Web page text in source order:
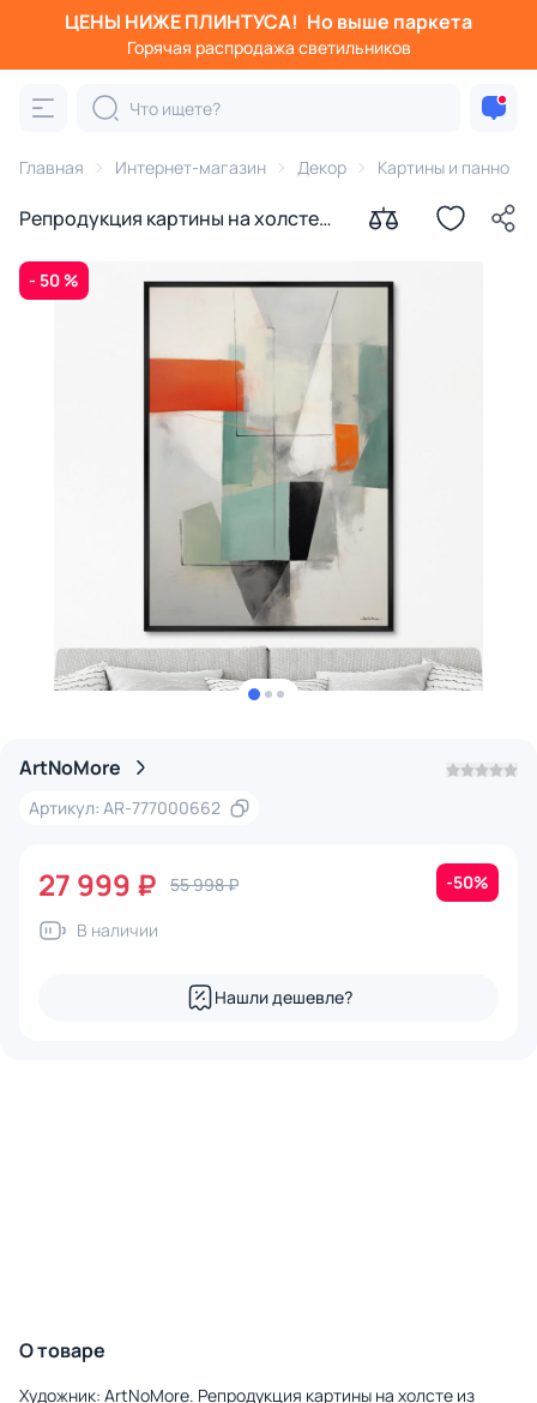
ЦЕНЫ НИЖЕ ПЛИНТУСА! Но выше паркета
Горячая распродажа светильников
Главная Интернет-магазин Декор Картины и панно
Репродукция картины на холсте
- 50 %
ArtNoMore
Артикул: AR-777000662
27 999 ₽ 55 998 ₽ -50%
В наличии
Нашли дешевле?
О товаре
Художник: ArtNoMore. Репродукция картины на холсте из